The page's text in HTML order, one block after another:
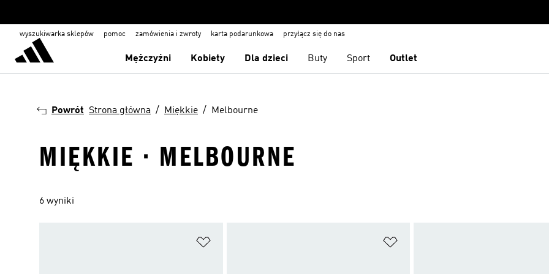
wyszukiwarka sklepów pomoc zamówienia i zwroty karta podarunkowa przyłącz się do nas
Mężczyźni Kobiety Dla dzieci Buty Sport Outlet
Powrót Strona główna Miękkie Melbourne
MIĘKKIE · MELBOURNE
6 wyniki